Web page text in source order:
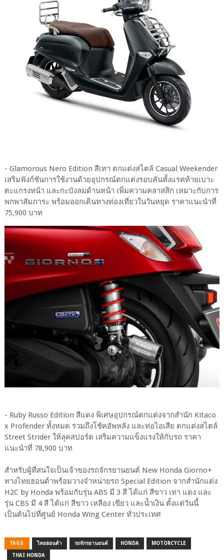
- Glamorous Nero Edition สีเทา ตกแต่งสไตล์ Casual Weekender
เสริมฟังก์ชันการใช้งานด้วยอุปกรณ์ตกแต่งรอบคันทั้งแรคท้ายเบาะ
ตะแกรงหน้า และกะบังลมด้านหน้า เพิ่มความคลาสสิก เหมาะกับการ
พกพาสัมภาระ พร้อมออกเดินทางท่องเที่ยวในวันหยุด ราคาแนะนำที่
75,900 บาท
- Ruby Russo Edition สีแดง พิเศษอุปกรณ์ตกแต่งจากสำนัก Kitaco
x Profender ทั้งหมด รวมถึงโช้คอัพหลัง และท่อไอเสีย ตกแต่งสไตล์
Street Strider ให้ลุคสปอร์ต เสริมความแข็งแรงให้กับรถ ราคา
แนะนำที่ 78,900 บาท
สำหรับผู้ที่สนใจเป็นเจ้าของรถจักรยานยนต์ New Honda Giorno+
ทางไทยฮอนด้าพร้อมวางจำหน่ายรถ Special Edition จากสำนักแต่ง
H2C by Honda พร้อมกับรุ่น ABS มี 3 สี ได้แก่ สีขาว เทา แดง และ
รุ่น CBS มี 4 สี ได้แก่ สีขาว เหลือง เขียว และน้ำเงิน ตั้งแต่วันนี้
เป็นต้นไปที่ศูนย์ Honda Wing Center ทั่วประเทศ
TAGS: ไทยฮอนด้า รถจักรยานยนต์ HONDA MOTORCYCLE
THAI HONDA